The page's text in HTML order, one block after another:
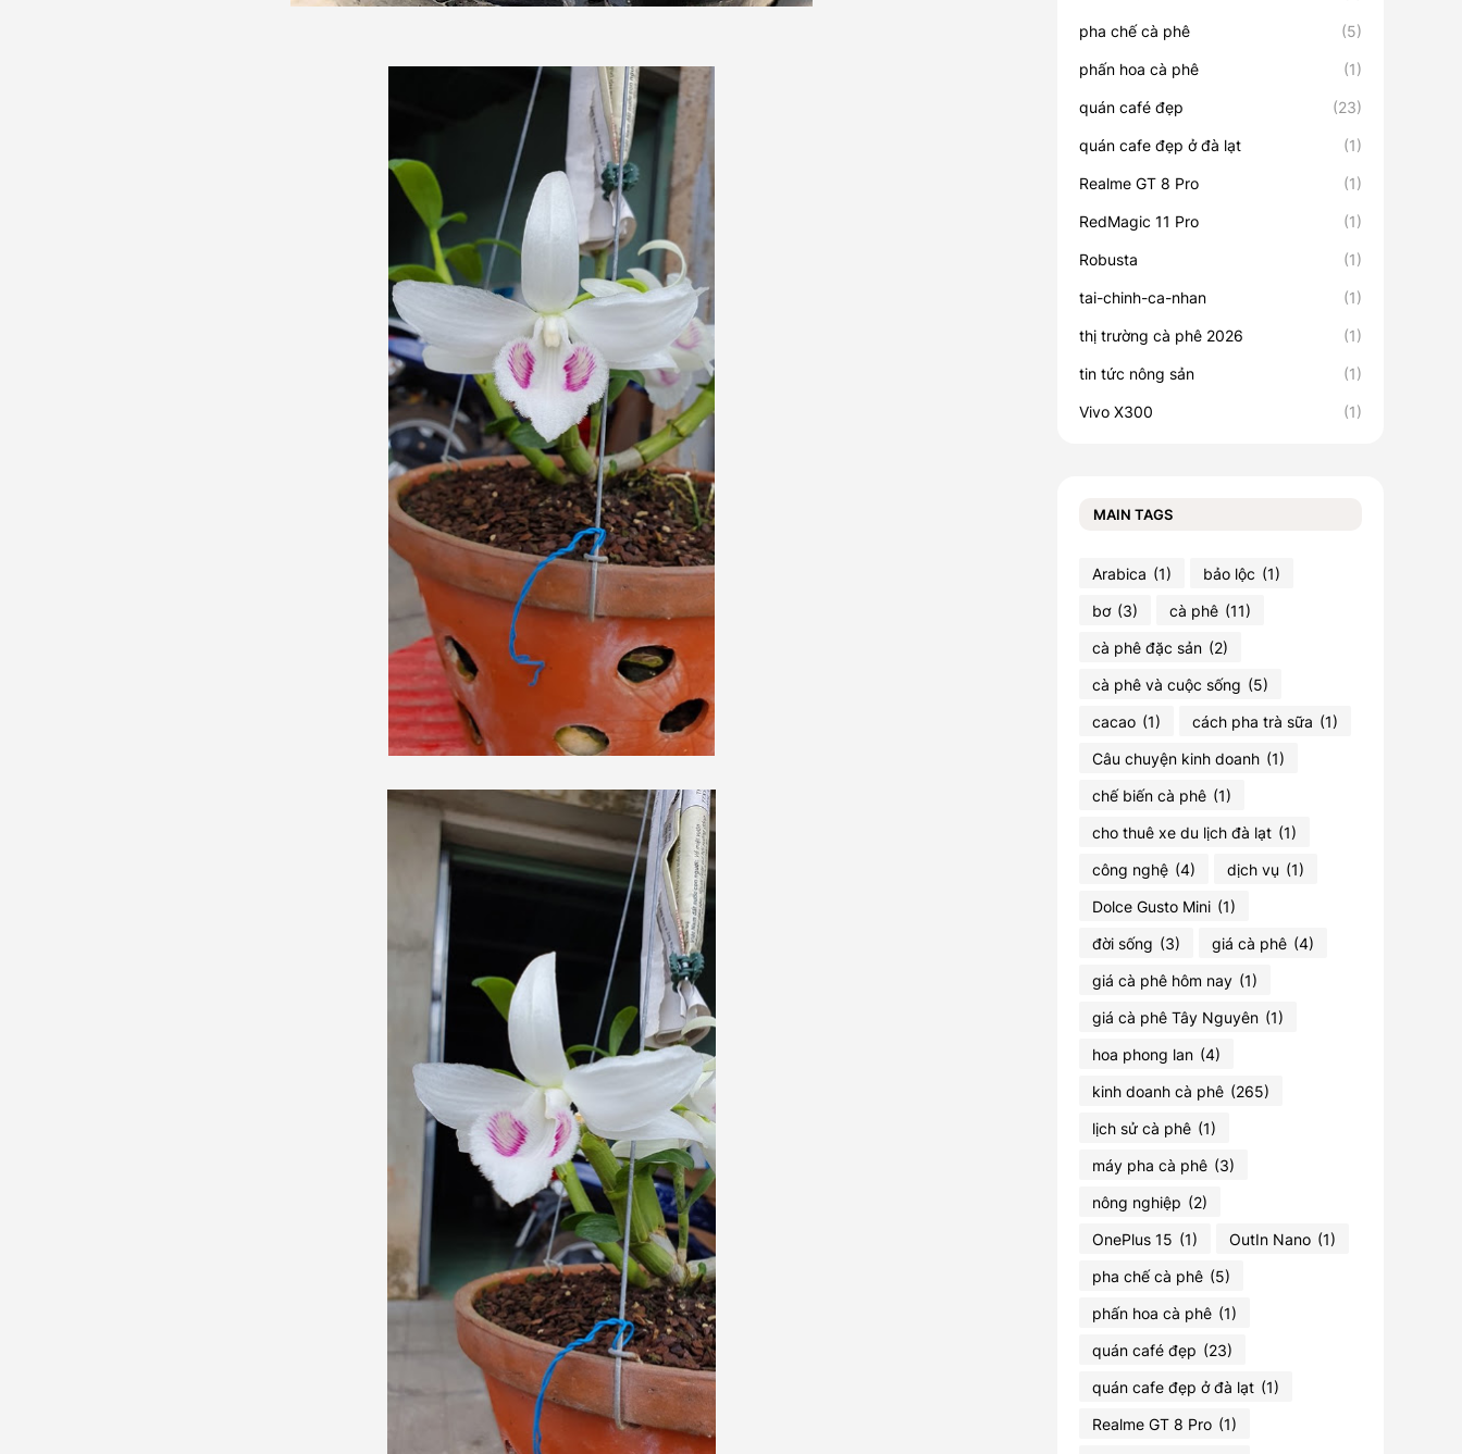
pha chế cà phê (5)
phấn hoa cà phê (1)
quán café đẹp (23)
quán cafe đẹp ở đà lạt (1)
Realme GT 8 Pro (1)
RedMagic 11 Pro (1)
Robusta (1)
tai-chinh-ca-nhan (1)
thị trường cà phê 2026 (1)
tin tức nông sản (1)
Vivo X300 (1)
MAIN TAGS
Arabica (1) bảo lộc (1)
bơ (3) cà phê (11)
cà phê đặc sản (2)
cà phê và cuộc sống (5)
cacao (1) cách pha trà sữa (1)
Câu chuyện kinh doanh (1)
chế biến cà phê (1)
cho thuê xe du lịch đà lạt (1)
công nghệ (4) dịch vụ (1)
Dolce Gusto Mini (1)
đời sống (3) giá cà phê (4)
giá cà phê hôm nay (1)
giá cà phê Tây Nguyên (1)
hoa phong lan (4)
kinh doanh cà phê (265)
lịch sử cà phê (1)
máy pha cà phê (3)
nông nghiệp (2)
OnePlus 15 (1) OutIn Nano (1)
pha chế cà phê (5)
phấn hoa cà phê (1)
quán café đẹp (23)
quán cafe đẹp ở đà lạt (1)
Realme GT 8 Pro (1)